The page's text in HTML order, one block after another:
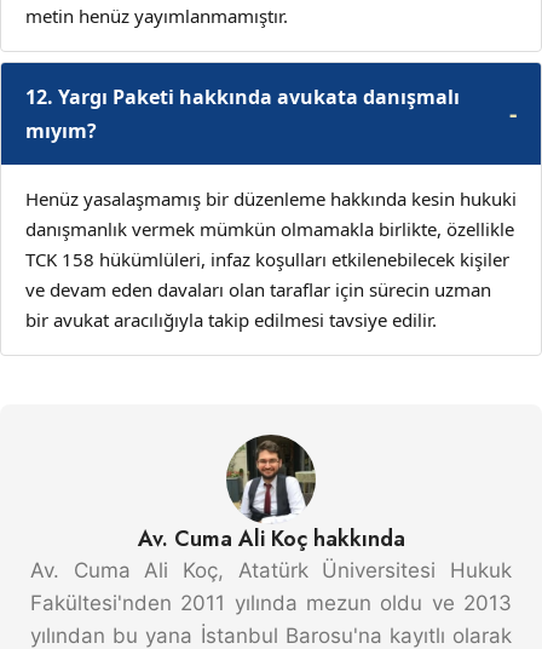
metin henüz yayımlanmamıştır.
12. Yargı Paketi hakkında avukata danışmalı
mıyım?
Henüz yasalaşmamış bir düzenleme hakkında kesin hukuki
danışmanlık vermek mümkün olmamakla birlikte, özellikle
TCK 158 hükümlüleri, infaz koşulları etkilenebilecek kişiler
ve devam eden davaları olan taraflar için sürecin uzman
bir avukat aracılığıyla takip edilmesi tavsiye edilir.
Av. Cuma Ali Koç hakkında
Av. Cuma Ali Koç, Atatürk Üniversitesi Hukuk
Fakültesi'nden 2011 yılında mezun oldu ve 2013
yılından bu yana İstanbul Barosu'na kayıtlı olarak